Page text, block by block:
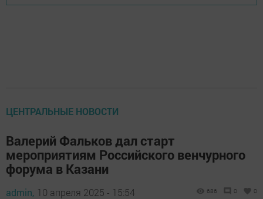
ЦЕНТРАЛЬНЫЕ НОВОСТИ
Валерий Фальков дал старт
мероприятиям Российского венчурного
форума в Казани
admin, 10 апреля 2025 - 15:54 686 0 0